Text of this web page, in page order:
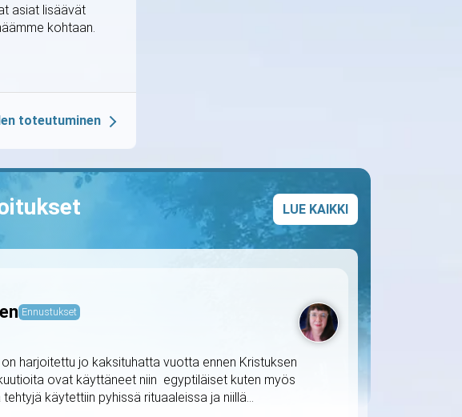
asiat lisäävät
kohtaan.
toteutuminen
LUE KAIKKI
Ennustukset
harjoitettu jo kaksituhatta vuotta ennen Kristuksen
ovat käyttäneet niin egyptiläiset kuten myös
käytettiin pyhissä rituaaleissa ja niillä...